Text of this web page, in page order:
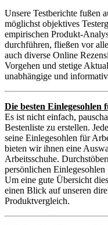
Unsere Testberichte fußen
möglichst objektives
empirischen Produkt-
durchführen, fließen vor
auch diverse Online
Vorgehen und stetige
unabhängige und
Die besten Einlegesohlen
Es ist nicht einfach,
Bestenliste zu erstellen.
seine Einlegesohlen für
bieten wir ihnen eine
Arbeitsschuhe.
persönlichen
Um eine gute Übersicht
einen Blick auf unseren
Produktvergleich.